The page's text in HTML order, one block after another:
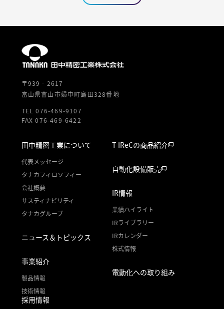
〒939‐2617
富山県富山市婦中町島田328番地
TEL 076-469-9107
FAX 076-469-6422
田中精密工業について
代表メッセージ
タナカフィロソフィー
会社概要
サスティナビリティ
タナカグループ
ニュース＆トピックス
事業紹介
製品情報
技術情報
T-IReCの商品紹介
自動化設備販売
IR情報
業績ハイライト
IRライブラリー
IRカレンダー
株式情報
電動化への取り組み
採用情報